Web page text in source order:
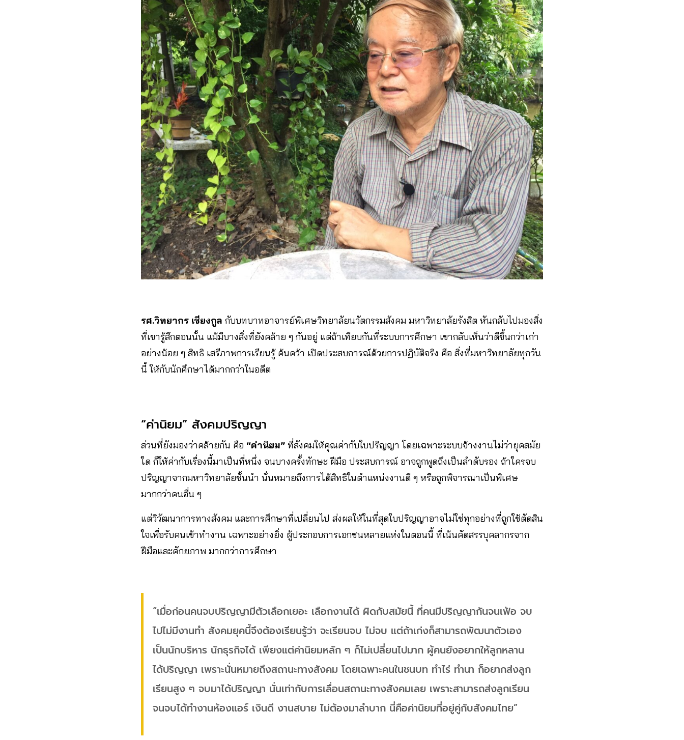
รศ.วิทยากร เชียงกูล กับบทบาทอาจารย์พิเศษวิทยาลัยนวัตกรรมสังคม มหาวิทยาลัยรังสิต หันกลับไปมองสิ่ง
ที่เขารู้สึกตอนนั้น แม้มีบางสิ่งที่ยังคล้าย ๆ กันอยู่ แต่ถ้าเทียบกันที่ระบบการศึกษา เขากลับเห็นว่าดีขึ้นกว่าเก่า
อย่างน้อย ๆ สิทธิ เสรีภาพการเรียนรู้ ค้นคว้า เปิดประสบการณ์ด้วยการปฏิบัติจริง คือ สิ่งที่มหาวิทยาลัยทุกวัน
นี้ ให้กับนักศึกษาได้มากกว่าในอดีต
“ค่านิยม” สังคมปริญญา
ส่วนที่ยังมองว่าคล้ายกัน คือ “ค่านิยม” ที่สังคมให้คุณค่ากับใบปริญญา โดยเฉพาะระบบจ้างงานไม่ว่ายุคสมัย
ใด ก็ให้ค่ากับเรื่องนี้มาเป็นที่หนึ่ง จนบางครั้งทักษะ ฝีมือ ประสบการณ์ อาจถูกพูดถึงเป็นลำดับรอง ถ้าใครจบ
ปริญญาจากมหาวิทยาลัยชั้นนำ นั่นหมายถึงการได้สิทธิในตำแหน่งงานดี ๆ หรือถูกพิจารณาเป็นพิเศษ
มากกว่าคนอื่น ๆ
แต่วิวัฒนาการทางสังคม และการศึกษาที่เปลี่ยนไป ส่งผลให้ในที่สุดใบปริญญาอาจไม่ใช่ทุกอย่างที่ถูกใช้ตัดสิน
ใจเพื่อรับคนเข้าทำงาน เฉพาะอย่างยิ่ง ผู้ประกอบการเอกชนหลายแห่งในตอนนี้ ที่เน้นคัดสรรบุคลากรจาก
ฝีมือและศักยภาพ มากกว่าการศึกษา
“เมื่อก่อนคนจบปริญญามีตัวเลือกเยอะ เลือกงานได้ ผิดกับสมัยนี้ ที่คนมีปริญญากันจนเฟ้อ จบ
ไปไม่มีงานทำ สังคมยุคนี้จึงต้องเรียนรู้ว่า จะเรียนจบ ไม่จบ แต่ถ้าเก่งก็สามารถพัฒนาตัวเอง
เป็นนักบริหาร นักธุรกิจได้ เพียงแต่ค่านิยมหลัก ๆ ก็ไม่เปลี่ยนไปมาก ผู้คนยังอยากให้ลูกหลาน
ได้ปริญญา เพราะนั่นหมายถึงสถานะทางสังคม โดยเฉพาะคนในชนบท ทำไร่ ทำนา ก็อยากส่งลูก
เรียนสูง ๆ จบมาได้ปริญญา นั่นเท่ากับการเลื่อนสถานะทางสังคมเลย เพราะสามารถส่งลูกเรียน
จนจบได้ทำงานห้องแอร์ เงินดี งานสบาย ไม่ต้องมาลำบาก นี่คือค่านิยมที่อยู่คู่กับสังคมไทย”